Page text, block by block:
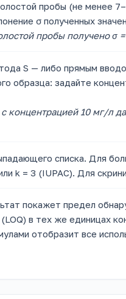
пробы (не менее
σ полученных
пробы получено σ
S — либо прямым
образца: задайте
концентрацией 10 мг/л
списка. Для
k = 3 (IUPAC). Для
покажет предел
в тех же единицах
отобразит все